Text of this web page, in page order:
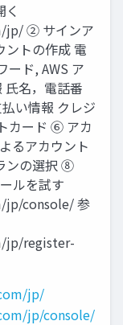
く
jp/ ② サインア
ントの作成 電
ード, AWS ア
名，電話番
い情報 クレジ
カード ⑥ アカ
るアカウント
ンの選択 ⑧
ルを試す
jp/console/ 参
jp/register-
jp/
jp/console/